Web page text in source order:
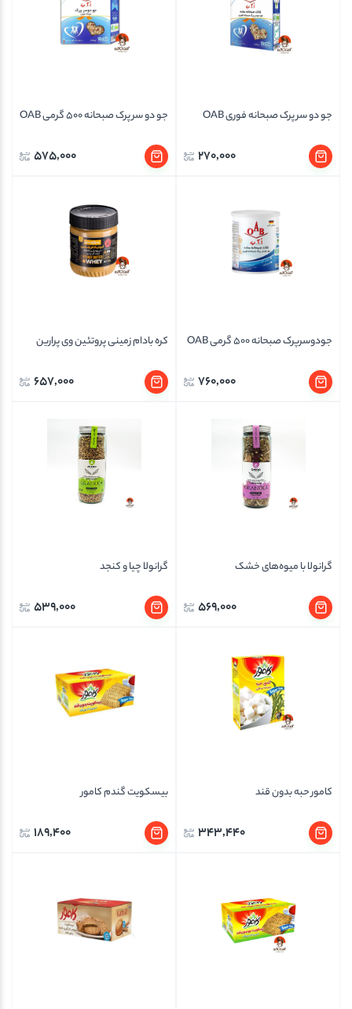
جو دو سر پرک صبحانه فوری OAB
270,000
جو دو سر پرک صبحانه 500 گرمی OAB
575,000
جودوسرپرک صبحانه 500 گرمی OAB
760,000
کره بادام زمینی پروتئین وی پرارین
657,000
گرانولا با میوه‌های خشک
569,000
گرانولا چیا و کنجد
539,000
کامور حبه بدون قند
343,440
بیسکویت گندم کامور
189,400